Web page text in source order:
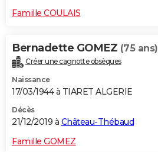
Famille COULAIS
Bernadette GOMEZ (75 ans)
Créer une cagnotte obsèques
Naissance
17/03/1944 à TIARET ALGERIE
Décès
21/12/2019 à Château-Thébaud
Famille GOMEZ